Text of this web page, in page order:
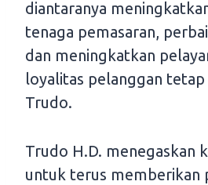
diantaranya
tenaga pemasaran,
dan meningkatkan
loyalitas pelanggan tetap
Trudo.
Trudo H.D. menegaskan
untuk terus memberikan